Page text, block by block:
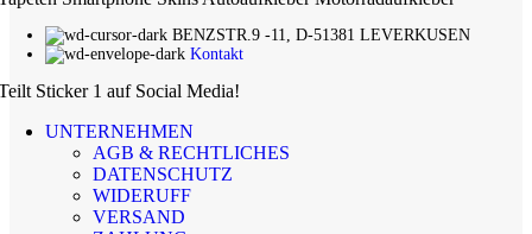
BENZSTR.9 -11, D-51381 LEVERKUSEN
Kontakt
Sticker 1 auf Social Media!
UNTERNEHMEN
AGB & RECHTLICHES
DATENSCHUTZ
WIDERUFF
VERSAND